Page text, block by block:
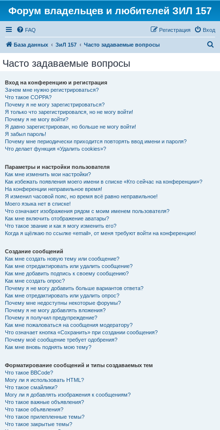
Форум владельцев и любителей ЗИЛ 157
FAQ Вход
Регистрация
База данных ЗиЛ 157 Часто задаваемые вопросы
Часто задаваемые вопросы
Вход на конференцию и регистрация
Зачем мне нужно регистрироваться?
Что такое COPPA?
Почему я не могу зарегистрироваться?
Я только что зарегистрировался, но не могу войти!
Почему я не могу войти?
Я давно зарегистрирован, но больше не могу войти!
Я забыл пароль!
Почему мне периодически приходится повторять ввод имени и пароля?
Что делает функция «Удалить cookies»?
Параметры и настройки пользователя
Как мне изменить мои настройки?
Как избежать появления моего имени в списке «Кто сейчас на конференции»?
На конференции неправильное время!
Я изменил часовой пояс, но время всё равно неправильное!
Моего языка нет в списке!
Что означают изображения рядом с моим именем пользователя?
Как мне включить отображение аватары?
Что такое звание и как я могу изменить его?
Когда я щёлкаю по ссылке «email», от меня требуют войти на конференцию!
Создание сообщений
Как мне создать новую тему или сообщение?
Как мне отредактировать или удалить сообщение?
Как мне добавить подпись к своему сообщению?
Как мне создать опрос?
Почему я не могу добавить больше вариантов ответа?
Как мне отредактировать или удалить опрос?
Почему мне недоступны некоторые форумы?
Почему я не могу добавлять вложения?
Почему я получил предупреждение?
Как мне пожаловаться на сообщения модератору?
Что означает кнопка «Сохранить» при создании сообщения?
Почему моё сообщение требует одобрения?
Как мне вновь поднять мою тему?
Форматирование сообщений и типы создаваемых тем
Что такое BBCode?
Могу ли я использовать HTML?
Что такое смайлики?
Могу ли я добавлять изображения к сообщениям?
Что такое важные объявления?
Что такое объявления?
Что такое прилепленные темы?
Что такое закрытые темы?